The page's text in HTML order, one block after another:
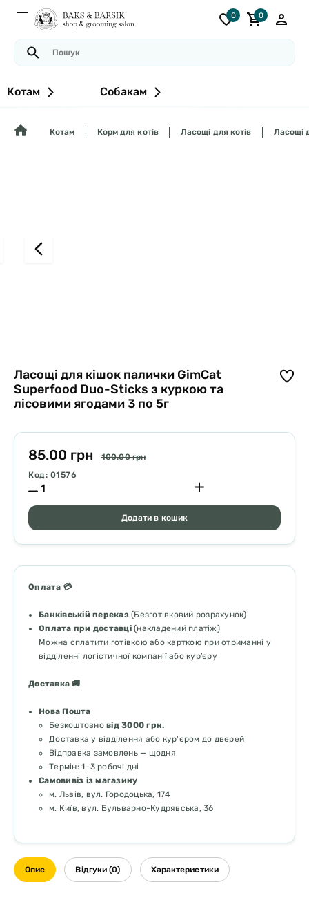
0 0
Котам Собакам
Котам Корм для котів Ласощі для котів Ласощі
Ласощі для кішок палички GimCat
Superfood Duo-Sticks з куркою та
лісовими ягодами 3 по 5г
85.00 грн
100.00 грн
Код: 01576
Додати в кошик
Оплата 💳
Банківській переказ(Безготівковий розрахунок)
Оплата при доставці(накладений платіж)
Можна сплатити готівкою або карткою при отриманні у
відділенні логістичної компанії або кур’єру
Доставка 🚚
Нова Пошта
Безкоштовно від 3000 грн.
Доставка у відділення або кур'єром до дверей
Відправка замовлень — щодня
Термін: 1–3 робочі дні
Самовивіз із магазину
м. Львів, вул. Городоцька, 174
м. Київ, вул. Бульварно-Кудрявська, 36
Опис Відгуки (0) Характеристики